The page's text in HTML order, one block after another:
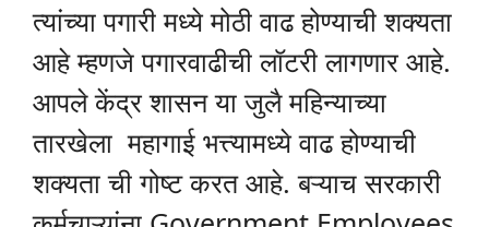
त्यांच्या पगारी मध्ये मोठी वाढ होण्याची शक्यता
आहे म्हणजे पगारवाढीची लॉटरी लागणार आहे.
आपले केंद्र शासन या जुलै महिन्याच्या
तारखेला महागाई भत्त्यामध्ये वाढ होण्याची
शक्यता ची गोष्ट करत आहे. बऱ्याच सरकारी